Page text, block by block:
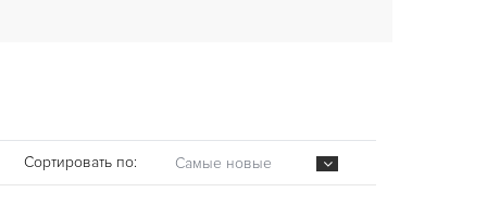
Сортировать по: Самые новые